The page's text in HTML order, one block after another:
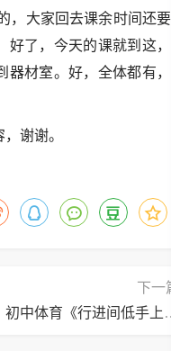
，大家回去课余时间还要
了，今天的课就到这，
材室。好，全体都有，
谢谢。
下一
初中体育